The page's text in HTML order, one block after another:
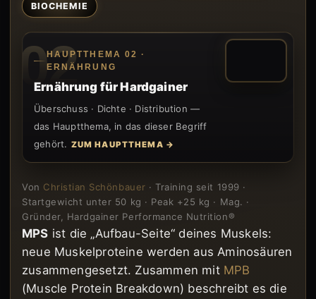
BIOCHEMIE
02
HAUPTTHEMA 02 ·
ERNÄHRUNG
Ernährung für Hardgainer
Überschuss · Dichte · Distribution —
das Hauptthema, in das dieser Begriff
gehört. ZUM HAUPTTHEMA →
Von Christian Schönbauer · Training seit 1999 ·
Startgewicht unter 50 kg · Peak +25 kg · Mag. ·
Gründer, Hardgainer Performance Nutrition®
MPS ist die „Aufbau-Seite“ deines Muskels:
neue Muskelproteine werden aus Aminosäuren
zusammengesetzt. Zusammen mit MPB
(Muscle Protein Breakdown) beschreibt es die